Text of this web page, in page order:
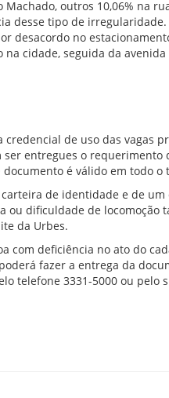
outros 10,06% na
desse tipo de
desacordo no
cidade, seguida da
de uso das vagas
entregues o requerimento
é válido em todo
de identidade e de
ou dificuldade de
da Urbes.
com deficiência no ato do
fazer a entrega da
telefone 3331-5000 ou pelo